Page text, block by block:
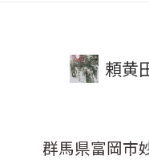
頼黄
群馬県富岡市